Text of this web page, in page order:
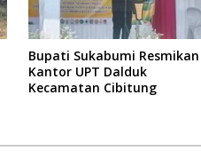
Bupati Sukabumi Resmikan
Kantor UPT Dalduk
Kecamatan Cibitung